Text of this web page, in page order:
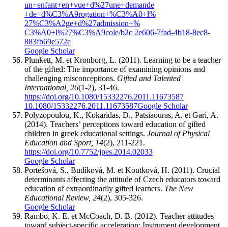
un+enfant+en+vue+d%27une+demande
+de+d%C3%A9rogation+%C3%A0+l%
27%C3%A2ge+d%27admission+%
C3%A0+l%27%C3%A9cole/b2c 2e606-7fad-4b18-8ec8-
883fb69e572e
Google Scholar
Plunkett, M. et Kronborg, L. (2011). Learning to be a teacher
of the gifted: The importance of examining opinions and
challenging misconceptions. Gifted and Talented
International, 26(1-2), 31-46.
https://doi.org/10.1080/15332276.2011.11673587
10.1080/15332276.2011.11673587Google Scholar
Polyzopoulou, K., Kokaridas, D., Patsiaouras, A. et Gari, A.
(2014). Teachers’ perceptions toward education of gifted
children in greek educational settings. Journal of Physical
Education and Sport, 14(2), 211-221.
https://doi.org/10.7752/jpes.2014.02033
Google Scholar
Portešová, S., Budíková, M. et Koutková, H. (2011). Crucial
determinants affecting the attitude of Czech educators toward
education of extraordinarily gifted learners. The New
Educational Review, 24(2), 305-326.
Google Scholar
Rambo, K. E. et McCoach, D. B. (2012). Teacher attitudes